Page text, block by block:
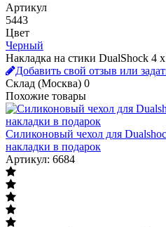
Артикул
5443
Цвет
Черный
Накладка на стики DualShock 4
Добавить свой отзыв или
Склад (Москва) 0
Похожие товары
Силиконовый чехол для
накладки в подарок
Артикул: 6684